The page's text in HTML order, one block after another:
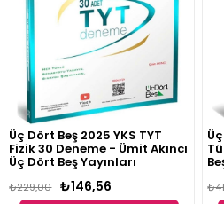
Üç Dört Beş 2025 YKS TYT
Fizik 30 Deneme - Ümit Akıncı
Üç Dört Beş Yayınları
₺146,56
₺229,00